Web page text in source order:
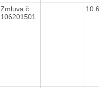
Zmluva č.
106201501